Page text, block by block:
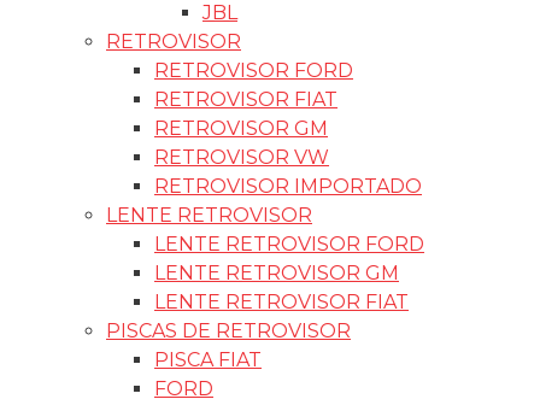
JBL
RETROVISOR
RETROVISOR FORD
RETROVISOR FIAT
RETROVISOR GM
RETROVISOR VW
RETROVISOR IMPORTADO
LENTE RETROVISOR
LENTE RETROVISOR FORD
LENTE RETROVISOR GM
LENTE RETROVISOR FIAT
PISCAS DE RETROVISOR
PISCA FIAT
FORD